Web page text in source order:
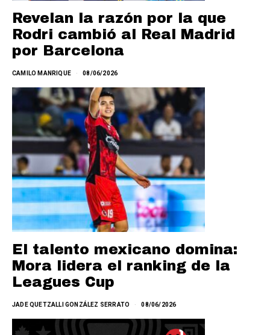
Revelan la razón por la que
Rodri cambió al Real Madrid
por Barcelona
CAMILO MANRIQUE 08/06/2026
El talento mexicano domina:
Mora lidera el ranking de la
Leagues Cup
JADE QUETZALLI GONZÁLEZ SERRATO 08/06/2026